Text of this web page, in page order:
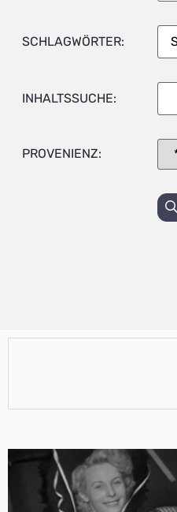
SCHLAGWÖRTER:
INHALTSSUCHE:
PROVENIENZ: